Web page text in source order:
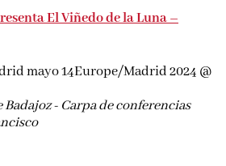
El Viñedo de la Luna –
mayo 14Europe/Madrid 2024 @
- Carpa de conferencias